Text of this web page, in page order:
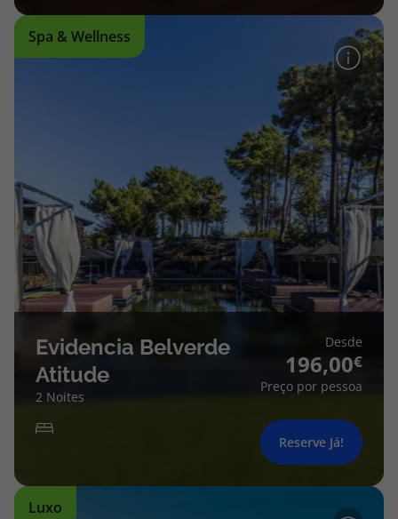
Spa & Wellness
Evidencia Belverde
Atitude
2 Noites
Desde
196,00
Preço por pessoa
Reserve Já!
Luxo